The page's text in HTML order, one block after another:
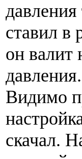
ставил в
он валит
давления.
Видимо
скачал.